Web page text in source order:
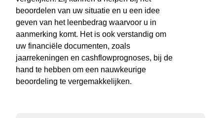
beoordelen van uw situatie en u een idee
geven van het leenbedrag waarvoor u in
aanmerking komt. Het is ook verstandig om
uw financiële documenten, zoals
jaarrekeningen en cashflowprognoses, bij de
hand te hebben om een nauwkeurige
beoordeling te vergemakkelijken.